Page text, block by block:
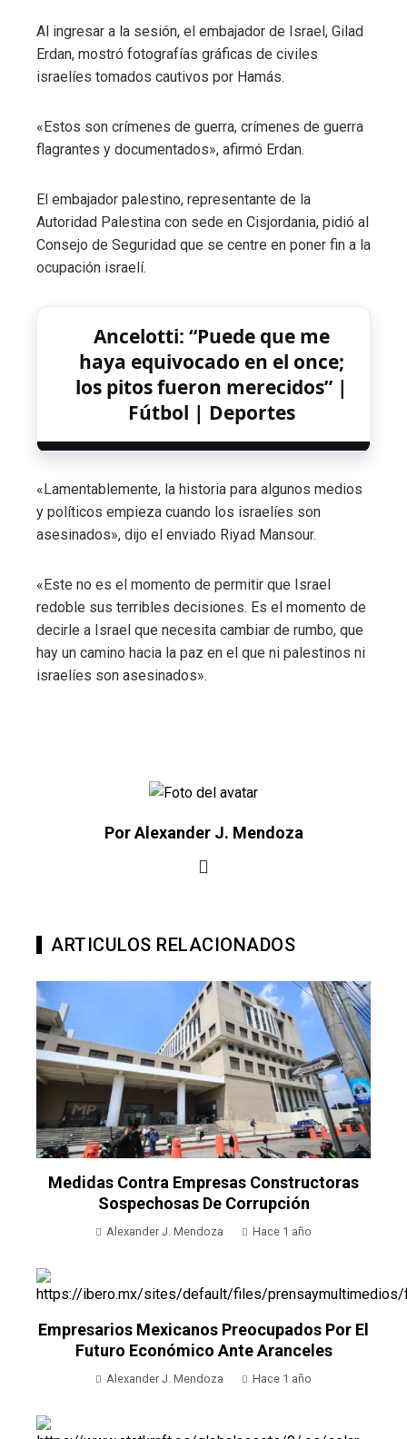
Al ingresar a la sesión, el embajador de Israel, Gilad
Erdan, mostró fotografías gráficas de civiles
israelíes tomados cautivos por Hamás.
«Estos son crímenes de guerra, crímenes de guerra
flagrantes y documentados», afirmó Erdan.
El embajador palestino, representante de la
Autoridad Palestina con sede en Cisjordania, pidió al
Consejo de Seguridad que se centre en poner fin a la
ocupación israelí.
Ancelotti: “Puede que me
haya equivocado en el once;
los pitos fueron merecidos” |
Fútbol | Deportes
«Lamentablemente, la historia para algunos medios
y políticos empieza cuando los israelíes son
asesinados», dijo el enviado Riyad Mansour.
«Este no es el momento de permitir que Israel
redoble sus terribles decisiones. Es el momento de
decirle a Israel que necesita cambiar de rumbo, que
hay un camino hacia la paz en el que ni palestinos ni
israelíes son asesinados».
Por Alexander J. Mendoza
ARTICULOS RELACIONADOS
Medidas Contra Empresas Constructoras
Sospechosas De Corrupción
Alexander J. Mendoza Hace 1 año
Empresarios Mexicanos Preocupados Por El
Futuro Económico Ante Aranceles
Alexander J. Mendoza Hace 1 año